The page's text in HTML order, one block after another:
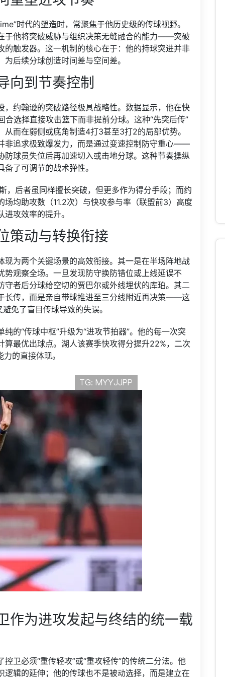
时代的塑造时，常聚焦于他历史级的传球视野。
于他将突破威胁与组织决策无缝融合的能力——突破
触发器。这一机制的核心在于：他的持球突进并非
后续分球创造时间差与空间差。
向到节奏控制
约翰逊的突破路径极具战略性。数据显示，他在快
选择直接攻击篮下而非提前分球。这种“先突后传”
而在弱侧或底角制造4打3甚至3打2的局部优势。
非追求极致爆发力，而是通过变速控制防守重心——
球员失位后再加速切入或击地分球。这种节奏操纵
了可调节的战术弹性。
，后者虽同样擅长突破，但更多作为得分手段；而约
均助攻数（11.2次）与快攻参与率（联盟前3）高度
攻效率的提升。
策动与转换衔接
为两个关键场景的高效衔接。其一是在半场阵地战
观察全场。一旦发现防守换防错位或上线延误不
者后分球给空切的贾巴尔或外线埋伏的库珀。其二
长传，而是亲自带球推进至三分线附近再决策——这
免了盲目传球导致的失误。
的“传球中枢”升级为“进攻节拍器”。他的每一次突
最优出球点。湖人该赛季快攻得分提升22%，二次
的直接体现。
作为进攻发起与终结的统一载
卫必须“重传轻攻”或“重攻轻传”的传统二分法。他
辑的延伸；他的传球也不是被动选择，而是建立在